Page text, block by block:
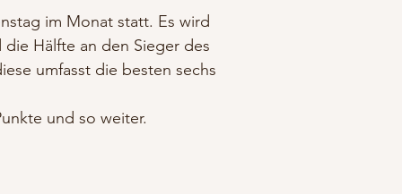
im Monat statt. Es wird
Hälfte an den Sieger des
umfasst die besten sechs
und so weiter.